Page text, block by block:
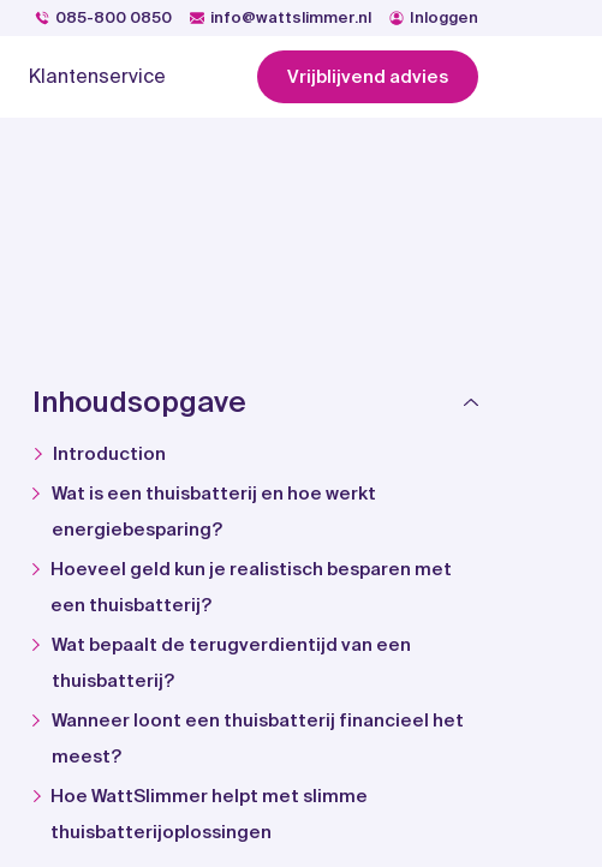
085-800 0850 info@wattslimmer.nl Inloggen
Klantenservice Vrijblijvend advies
Inhoudsopgave
Introduction
Wat is een thuisbatterij en hoe werkt
energiebesparing?
Hoeveel geld kun je realistisch besparen met
een thuisbatterij?
Wat bepaalt de terugverdientijd van een
thuisbatterij?
Wanneer loont een thuisbatterij financieel het
meest?
Hoe WattSlimmer helpt met slimme
thuisbatterijoplossingen